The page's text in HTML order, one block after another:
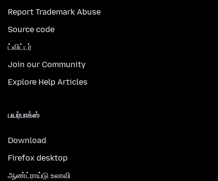
Report Trademark Abuse
Source code
ட்விட்டர்
Join our Community
Explore Help Articles
பயர்பாக்ஸ்
Download
Firefox desktop
ஆண்ட்ராய்டு உலாவி